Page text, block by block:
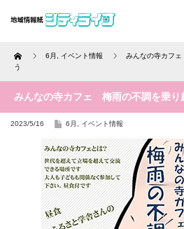
Home 6月 イベント情報
みんなの寺カフ
う
みんなの寺カフェ 梅雨の不調を乗り
2023/5/16 6月 イベント情報